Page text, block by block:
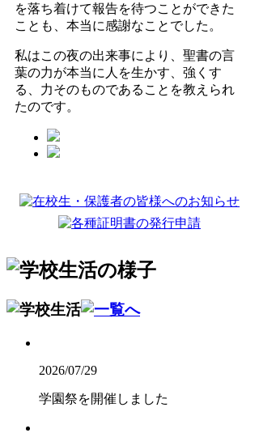
を落ち着けて報告を待つことができた
ことも、本当に感謝なことでした。
私はこの夜の出来事により、聖書の言
葉の力が本当に人を生かす、強くす
る、力そのものであることを教えられ
たのです。
2026/07/29
学園祭を開催しました